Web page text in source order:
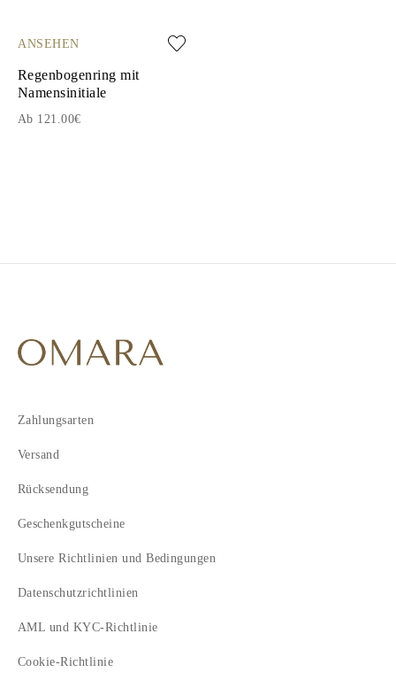
ANSEHEN
Regenbogenring mit
Namensinitiale
Ab 121.00€
Zahlungsarten
Versand
Rücksendung
Geschenkgutscheine
Unsere Richtlinien und Bedingungen
Datenschutzrichtlinien
AML und KYC-Richtlinie
Cookie-Richtlinie